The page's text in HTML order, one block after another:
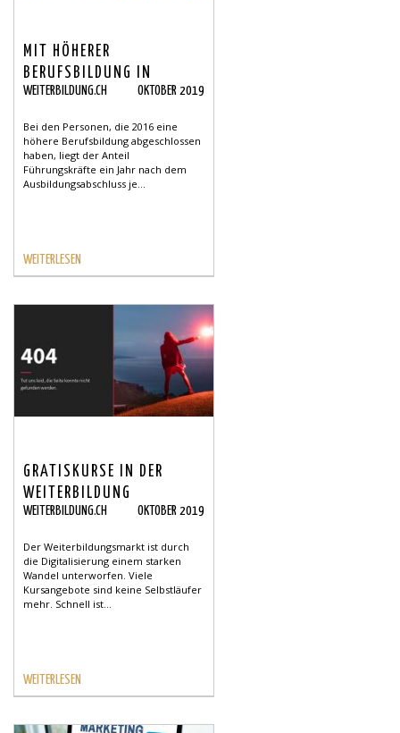
MIT HÖHERER
BERUFSBILDUNG IN
FÜHRUNGSPOSITION
WEITERBILDUNG.CH OKTOBER 2019
Bei den Personen, die 2016 eine
höhere Berufsbildung abgeschlossen
haben, liegt der Anteil
Führungskräfte ein Jahr nach dem
Ausbildungsabschluss je...
WEITERLESEN
GRATISKURSE IN DER
WEITERBILDUNG
WEITERBILDUNG.CH OKTOBER 2019
Der Weiterbildungsmarkt ist durch
die Digitalisierung einem starken
Wandel unterworfen. Viele
Kursangebote sind keine Selbstläufer
mehr. Schnell ist...
WEITERLESEN